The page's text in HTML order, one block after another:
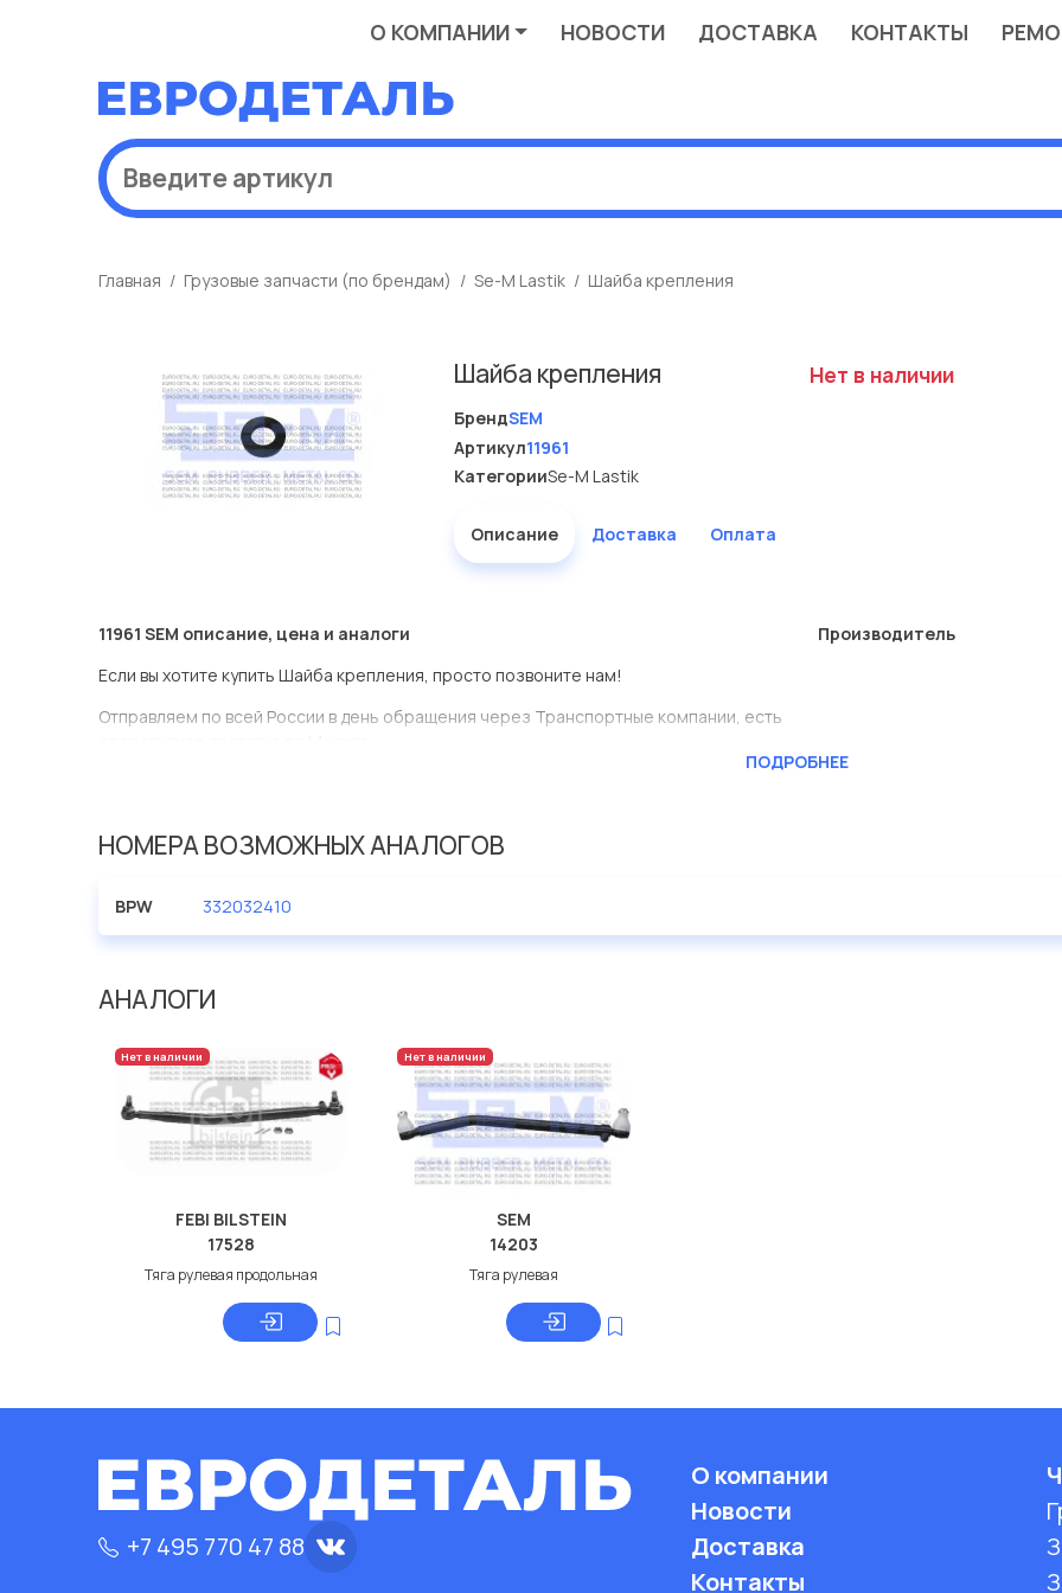
О КОМПАНИИ НОВОСТИ ДОСТАВКА КОНТАКТЫ
Главная Грузовые запчасти (по брендам) Se-M Lastik Шайба крепления
Шайба крепления
БрендSEM
Артикул11961
КатегорииSe-M Lastik
Нет в наличии
Описание Доставка Оплата
11961 SEM описание, цена и аналоги
Если вы хотите купить Шайба крепления, просто позвоните нам!
Отправляем по всей России в день обращения через Транспортные компании, есть
Мы продаем сертифицированные колодки тормозные дисковые с гарантией от
Производитель
ПОДРОБНЕЕ
НОМЕРА ВОЗМОЖНЫХ АНАЛОГОВ
BPW 332032410
АНАЛОГИ
Нет в наличии
FEBI BILSTEIN
17528
Тяга рулевая продольная
Нет в наличии
SEM
14203
Тяга рулевая
+7 495 770 47 88
О компании
Новости
Доставка
Контакты